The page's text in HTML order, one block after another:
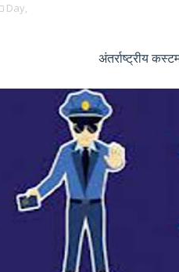
Day,
अंतर्राष्ट्रीय